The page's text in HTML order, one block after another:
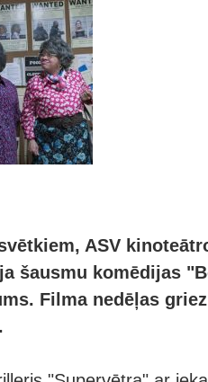
ASV
šausmu komēdijas
Filma nedēļas